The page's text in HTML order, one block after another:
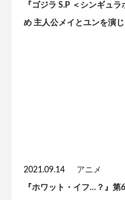
『ゴジラ S.P ＜シンギュ
め 主人公メイとユンを演
2021.09.14 アニメ
『ホワット・イフ…？』